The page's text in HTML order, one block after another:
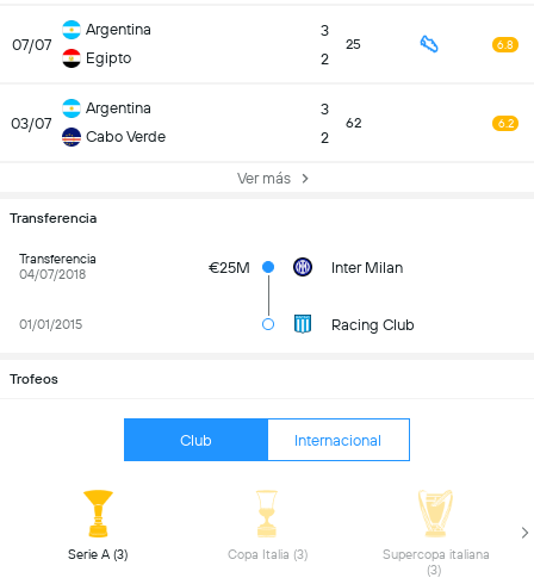
07/07
Argentina
Egipto
3
2
25 6.8
03/07
Argentina
Cabo Verde
3
2
62 6.2
Ver más
Transferencia
Transferencia
04/07/2018
€25M Inter Milan
01/01/2015 Racing Club
Trofeos
Club Internacional
Copa Italia (3)
Supercopa italiana